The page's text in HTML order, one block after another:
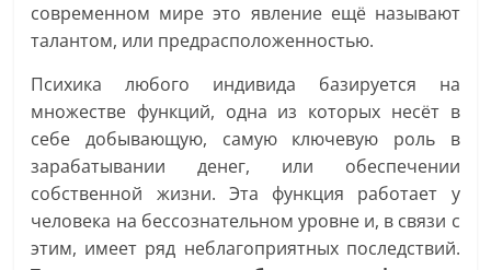
современном мире это явление ещё называют
талантом, или предрасположенностью.
Психика любого индивида базируется на
множестве функций, одна из которых несёт в
себе добывающую, самую ключевую роль в
зарабатывании денег, или обеспечении
собственной жизни. Эта функция работает у
человека на бессознательном уровне и, в связи с
этим, имеет ряд неблагоприятных последствий.